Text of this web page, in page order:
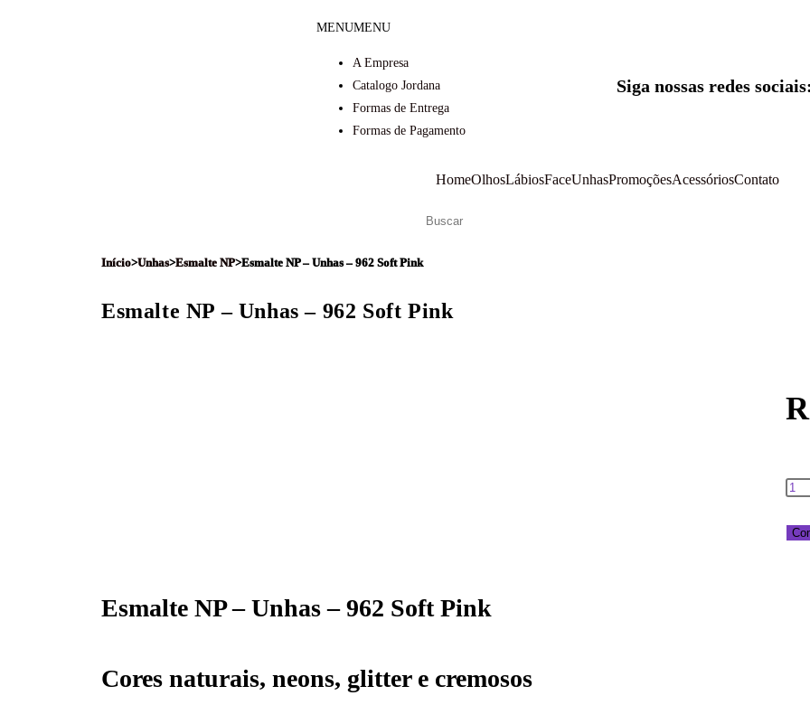
MENUMENU
A Empresa
Catalogo Jordana
Formas de Entrega
Formas de Pagamento
Siga nossas redes
HomeOlhosLábiosFaceUnhasPromoçõesAcessóriosContato
Início>Unhas>Esmalte NP>Esmalte NP – Unhas – 962 Soft Pink
Esmalte NP – Unhas – 962 Soft Pink
Esmalte NP – Unhas – 962 Soft Pink
Cores naturais, neons, glitter e cremosos